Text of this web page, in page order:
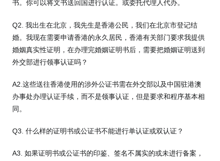
书。你可以将文书送回国进行认证。或委托代理人代办。
Q2. 我出生在北京，我先生是香港公民，我们在北京市登记结
婚。我现在需要申请香港的永久居民，香港有关部门要求我提供
婚姻真实性证明，在办理完婚姻证明书后，需要把婚姻证明送到
外交部进行领事认证吗？
A2.这些送往香港使用的涉外公证书需在外交部以及中国驻港澳
办事处办理认证手续，而不是领事认证，但是要求和程序基本相
同。
Q3. 什么样的证明书或公证书不能进行单认证或双认证？
A3. 如果证明书或公证书的印鉴、签名不属实的或未进行备案，